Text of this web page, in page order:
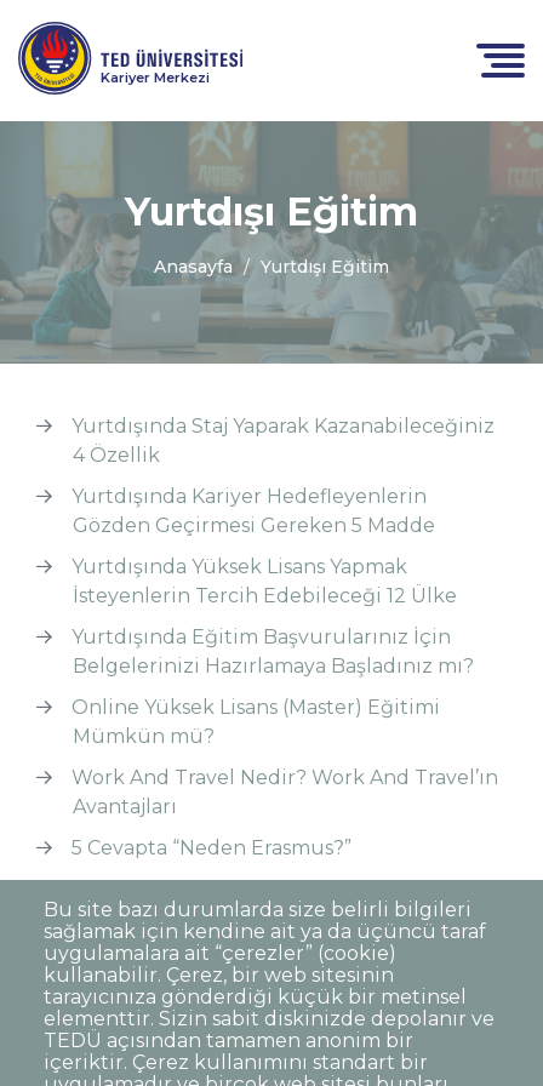
Kariyer Merkezi
Yurtdışı Eğitim
Anasayfa Yurtdışı Eğitim
Yurtdışında Staj Yaparak Kazanabileceğiniz
4 Özellik
Yurtdışında Kariyer Hedefleyenlerin
Gözden Geçirmesi Gereken 5 Madde
Yurtdışında Yüksek Lisans Yapmak
İsteyenlerin Tercih Edebileceği 12 Ülke
Yurtdışında Eğitim Başvurularınız İçin
Belgelerinizi Hazırlamaya Başladınız mı?
Online Yüksek Lisans (Master) Eğitimi
Mümkün mü?
Work And Travel Nedir? Work And Travel’ın
Avantajları
5 Cevapta “Neden Erasmus?”
Ettikleriniz
Bu site bazı durumlarda size belirli bilgileri
sağlamak için kendine ait ya da üçüncü taraf
uygulamalara ait “çerezler” (cookie)
kullanabilir. Çerez, bir web sitesinin
tarayıcınıza gönderdiği küçük bir metinsel
elementtir. Sizin sabit diskinizde depolanır ve
TEDÜ açısından tamamen anonim bir
içeriktir. Çerez kullanımını standart bir
Dipnot
Sıkça Sorulan Sorular